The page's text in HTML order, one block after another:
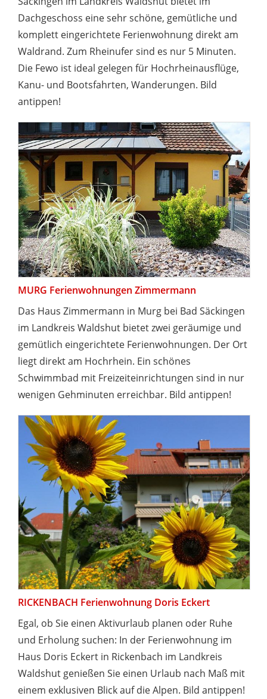
Dachgeschoss eine sehr schöne, gemütliche und
komplett eingerichtete Ferienwohnung direkt am
Waldrand. Zum Rheinufer sind es nur 5 Minuten.
Die Fewo ist ideal gelegen für Hochrheinausflüge,
Kanu- und Bootsfahrten, Wanderungen. Bild
antippen!
MURG Ferienwohnungen Zimmermann
Das Haus Zimmermann in Murg bei Bad Säckingen
im Landkreis Waldshut bietet zwei geräumige und
gemütlich eingerichtete Ferienwohnungen. Der Ort
liegt direkt am Hochrhein. Ein schönes
Schwimmbad mit Freizeiteinrichtungen sind in nur
wenigen Gehminuten erreichbar. Bild antippen!
RICKENBACH Ferienwohnung Doris Eckert
Egal, ob Sie einen Aktivurlaub planen oder Ruhe
und Erholung suchen: In der Ferienwohnung im
Haus Doris Eckert in Rickenbach im Landkreis
Waldshut genießen Sie einen Urlaub nach Maß mit
einem exklusiven Blick auf die Alpen. Bild antippen!